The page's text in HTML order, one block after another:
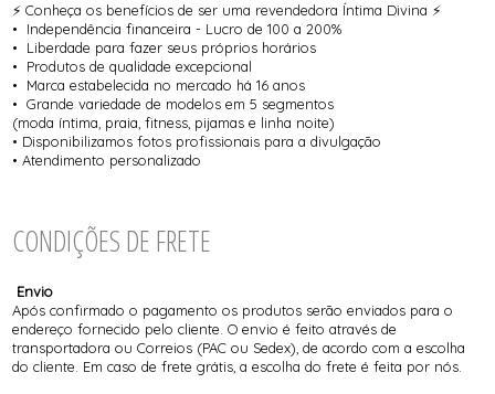
⚡ Conheça os benefícios de ser uma revendedora Íntima Divina ⚡
• Independência financeira - Lucro de 100 a 200%
• Liberdade para fazer seus próprios horários
• Produtos de qualidade excepcional
• Marca estabelecida no mercado há 16 anos
• Grande variedade de modelos em 5 segmentos
(moda íntima, praia, fitness, pijamas e linha noite)
• Disponibilizamos fotos profissionais para a divulgação
• Atendimento personalizado
CONDIÇÕES DE FRETE
Envio
Após confirmado o pagamento os produtos serão enviados para o
endereço fornecido pelo cliente. O envio é feito através de
transportadora ou Correios (PAC ou Sedex), de acordo com a escolha
do cliente. Em caso de frete grátis, a escolha do frete é feita por nós.